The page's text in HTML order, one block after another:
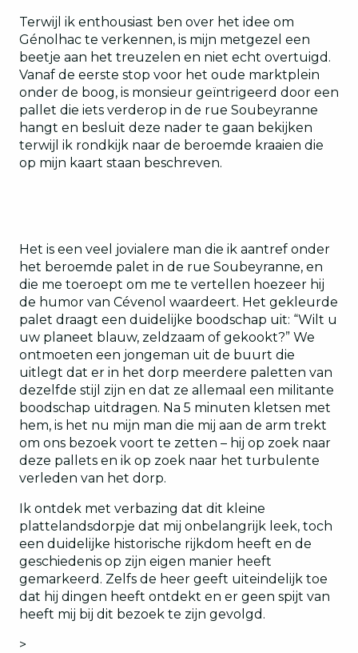
Terwijl ik enthousiast ben over het idee om
Génolhac te verkennen, is mijn metgezel een
beetje aan het treuzelen en niet echt overtuigd.
Vanaf de eerste stop voor het oude marktplein
onder de boog, is monsieur geïntrigeerd door een
pallet die iets verderop in de rue Soubeyranne
hangt en besluit deze nader te gaan bekijken
terwijl ik rondkijk naar de beroemde kraaien die
op mijn kaart staan beschreven.
Het is een veel jovialere man die ik aantref onder
het beroemde palet in de rue Soubeyranne, en
die me toeroept om me te vertellen hoezeer hij
de humor van Cévenol waardeert. Het gekleurde
palet draagt een duidelijke boodschap uit: “Wilt u
uw planeet blauw, zeldzaam of gekookt?” We
ontmoeten een jongeman uit de buurt die
uitlegt dat er in het dorp meerdere paletten van
dezelfde stijl zijn en dat ze allemaal een militante
boodschap uitdragen. Na 5 minuten kletsen met
hem, is het nu mijn man die mij aan de arm trekt
om ons bezoek voort te zetten – hij op zoek naar
deze pallets en ik op zoek naar het turbulente
verleden van het dorp.
Ik ontdek met verbazing dat dit kleine
plattelandsdorpje dat mij onbelangrijk leek, toch
een duidelijke historische rijkdom heeft en de
geschiedenis op zijn eigen manier heeft
gemarkeerd. Zelfs de heer geeft uiteindelijk toe
dat hij dingen heeft ontdekt en er geen spijt van
heeft mij bij dit bezoek te zijn gevolgd.
>